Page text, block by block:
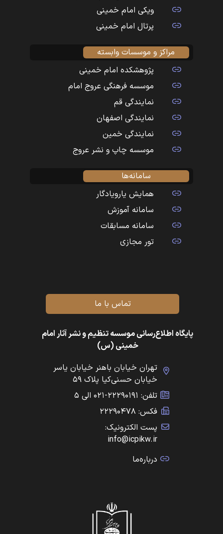
ویکی امام خمینی
پرتال امام خمینی
مراکز و موسسات وابسته
پژوهشکده امام خمینی
موسسه فرهنگی عروج امام
نمایندگی قم
نمایندگی اصفهان
نمایندگی خمین
موسسه چاپ و نشر عروج
سامانه‌ها
همایش یارویادگار
سامانه آموزش
سامانه مسابقات
تور مجازی
تماس با ما
پایگاه اطلاع‌رسانی موسسه تنظیم و نشر آثار امام
خمینی (س)
تهران خیابان باهنر خیابان یاسر
خیابان حسنی‌کیا پلاک ۵۹
تلفن: ۲۲۲۹۰۱۹۱-۰۲۱ الی ۵
فکس: ۲۲۲۹۰۴۷۸
پست الکترونیک:
info@icpikw.ir
درباره‌ما